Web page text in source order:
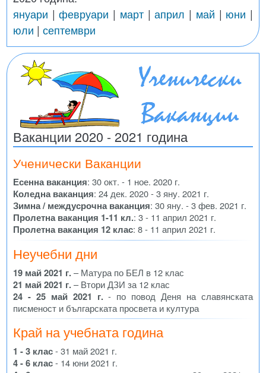
януари |февруари | март|април | май | юни |
юли | септември
Ваканции 2020 - 2021 година
Ученически Ваканции
Есенна ваканция: 30 окт. - 1 ное. 2020 г.
Коледна ваканция: 24 дек. 2020 - 3 яну. 2021 г.
Зимна / междусрочна ваканция: 30 яну. - 3 фев. 2021 г.
Пролетна ваканция 1-11 кл.: 3 - 11 април 2021 г.
Пролетна ваканция 12 клас: 8 - 11 април 2021 г.
Неучебни дни
19 май 2021 г.– Матура по БЕЛ в 12 клас
21 май 2021 г.– Втори ДЗИ за 12 клас
24 - 25 май 2021 г.- по повод Деня на славянската
писменост и българската просвета и култура
Край на учебната година
1 - 3 клас- 31 май 2021 г.
4 - 6 клас- 14 юни 2021 г.